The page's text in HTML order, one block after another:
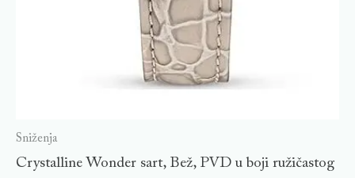
Sniženja
Crystalline Wonder sart, Bež, PVD u boji ružičastog